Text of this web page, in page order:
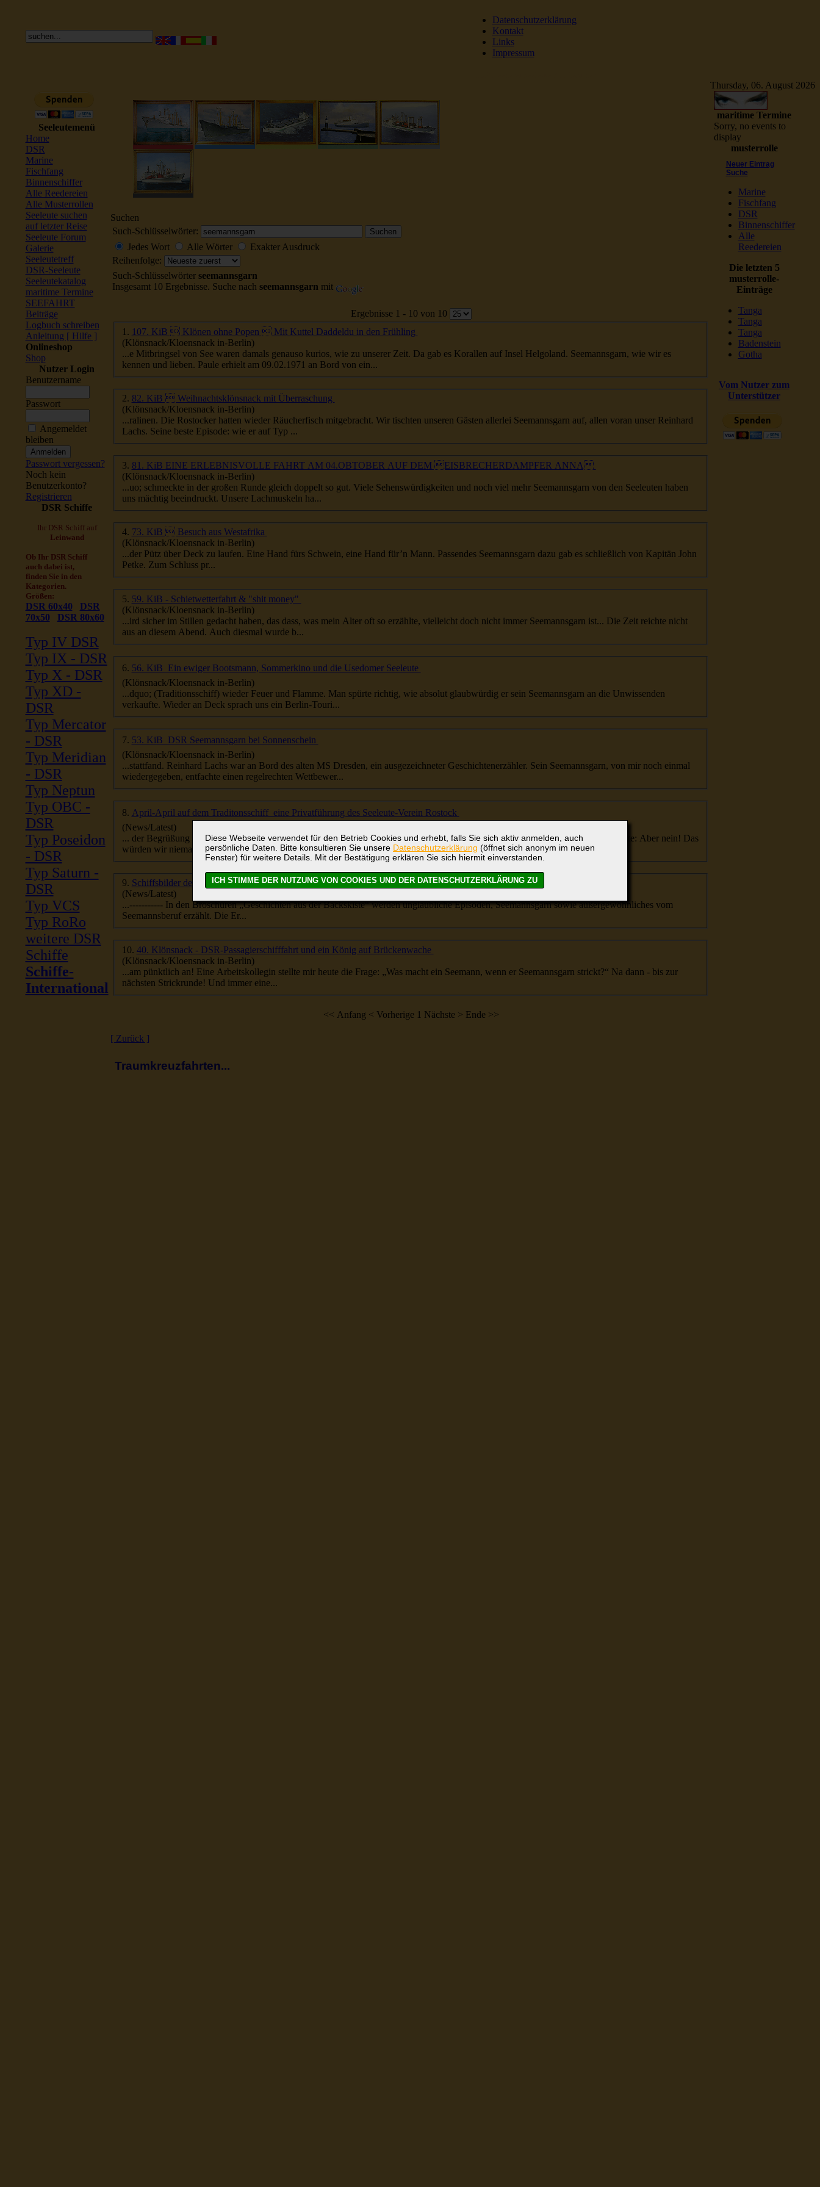
Diese Webseite verwendet für den Betrieb Cookies und erhebt, falls Sie sich aktiv anmelden, auch
persönliche Daten. Bitte konsultieren Sie unsere Datenschutzerklärung (öffnet sich anonym im neuen
Fenster) für weitere Details. Mit der Bestätigung erklären Sie sich hiermit einverstanden.
Datenschutzerklärung
Kontakt
Links
Impressum
Thursday, 06. August 2026
Seeleutemenü
Home
DSR
Marine
Fischfang
Binnenschiffer
Alle Reedereien
Alle Musterrollen
Seeleute suchen
auf letzter Reise
Seeleute Forum
Galerie
Seeleutetreff
DSR-Seeleute
Seeleutekatalog
maritime Termine
SEEFAHRT
Beiträge
Logbuch schreiben
Anleitung [ Hilfe ]
Onlineshop
Shop
Nutzer Login
Benutzername
Passwort
Angemeldet
bleiben
Passwort vergessen?
Noch kein
Benutzerkonto?
Registrieren
DSR Schiffe
Ihr DSR Schiff auf
Leinwand
Ob Ihr DSR Schiff
auch dabei ist,
finden Sie in den
Kategorien.
Größen:
DSR 60x40
DSR
70x50
DSR 80x60
Typ IV DSR
Typ IX - DSR
Typ X - DSR
Typ XD -
DSR
Typ Mercator
- DSR
Typ Meridian
- DSR
Typ Neptun
Typ OBC -
DSR
Typ Poseidon
- DSR
Typ Saturn -
DSR
Typ VCS
Typ RoRo
weitere DSR
Schiffe
Schiffe-
International
Suchen
Such-Schlüsselwörter:
Jedes Wort
Alle Wörter
Exakter Ausdruck
Reihenfolge:
Such-Schlüsselwörter seemannsgarn
Insgesamt 10 Ergebnisse. Suche nach seemannsgarn mit
Ergebnisse 1 - 10 von 10
1. 107. KiB  Klönen ohne Popen  Mit Kuttel Daddeldu in den Frühling
(Klönsnack/Kloensnack in-Berlin)
...e Mitbringsel von See waren damals genauso kurios, wie zu unserer Zeit. Da gab es Korallen auf Insel Helgoland. Seemannsgarn, wie wir es
kennen und lieben. Paule erhielt am 09.02.1971 an Bord von ein...
2. 82. KiB  Weihnachtsklönsnack mit Überraschung
(Klönsnack/Kloensnack in-Berlin)
...ralinen. Die Rostocker hatten wieder Räucherfisch mitgebracht. Wir tischten unseren Gästen allerlei Seemannsgarn auf, allen voran unser Reinhard
Lachs. Seine beste Episode: wie er auf Typ ...
3.
81. KiB EINE ERLEBNISVOLLE FAHRT AM 04.OBTOBER AUF DEM EISBRECHERDAMPFER ANNA
(Klönsnack/Kloensnack in-Berlin)
...uo; schmeckte in der großen Runde gleich doppelt so gut. Viele Sehenswürdigkeiten und noch viel mehr Seemannsgarn von den Seeleuten haben
uns mächtig beeindruckt. Unsere Lachmuskeln ha...
4. 73. KiB  Besuch aus Westafrika
(Klönsnack/Kloensnack in-Berlin)
...der Pütz über Deck zu laufen. Eine Hand fürs Schwein, eine Hand für’n Mann. Passendes Seemannsgarn dazu gab es schließlich von Kapitän John
Petke. Zum Schluss pr...
5. 59. KiB - Schietwetterfahrt & "shit money"
(Klönsnack/Kloensnack in-Berlin)
...ird sicher im Stillen gedacht haben, das dass, was mein Alter oft so erzählte, vielleicht doch nicht immer Seemannsgarn ist... Die Zeit reichte nicht
aus an diesem Abend. Auch diesmal wurde b...
6. 56. KiB  Ein ewiger Bootsmann, Sommerkino und die Usedomer Seeleute
(Klönsnack/Kloensnack in-Berlin)
...dquo; (Traditionsschiff) wieder Feuer und Flamme. Man spürte richtig, wie absolut glaubwürdig er sein Seemannsgarn an die Unwissenden
verkaufte. Wieder an Deck sprach uns ein Berlin-Touri...
7. 53. KiB  DSR Seemannsgarn bei Sonnenschein
(Klönsnack/Kloensnack in-Berlin)
...stattfand. Reinhard Lachs war an Bord des alten MS Dresden, ein ausgezeichneter Geschichtenerzähler. Sein Seemannsgarn, von mir noch einmal
wiedergegeben, entfachte einen regelrechten Wettbewer...
8. April-April auf dem Traditonsschiff  eine Privatführung des Seeleute-Verein Rostock
(News/Latest)
... der Begrüßung auf dem Parkplatz hatte meine Doris ein Anliegen: Heute ist der 1. April, bitte keinSeemannsgarn! Reinhard lachte: Aber nein! Das
würden wir niemals nie tun! Verz&uum...
9. Schiffsbilder der Seeleute sind Millionär geworden!
(News/Latest)
...----------- In den Broschüren „Geschichten aus der Backskiste“ werden unglaubliche Episoden,Seemannsgarnsowie außergewöhnliches vom
Seemannsberuf erzählt. Die Er...
10. 40. Klönsnack - DSR-Passagierschifffahrt und ein König auf Brückenwache
(Klönsnack/Kloensnack in-Berlin)
...am pünktlich an! Eine Arbeitskollegin stellte mir heute die Frage: „Was macht ein Seemann, wenn er Seemannsgarn strickt?“ Na dann - bis zur
nächsten Strickrunde! Und immer eine...
<< Anfang < Vorherige 1 Nächste > Ende >>
[ Zurück ]
Traumkreuzfahrten...
maritime Termine
Sorry, no events to
display
musterrolle
Neuer Eintrag
Suche
Marine
Fischfang
DSR
Binnenschiffer
Alle
Reedereien
Die letzten 5
musterrolle-
Einträge
Tanga
Tanga
Tanga
Badenstein
Gotha
Vom Nutzer zum
Unterstützer